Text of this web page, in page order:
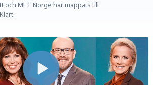
och MET Norge har mappats till